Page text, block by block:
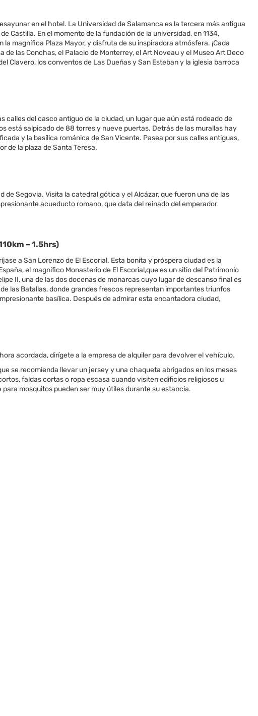
en el hotel. La Universidad de Salamanca es la tercera más antigua
Castilla. En el momento de la fundación de la universidad, en 1134,
magnífica Plaza Mayor, y disfruta de su inspiradora atmósfera. ¡Cada
las Conchas, el Palacio de Monterrey, el Art Noveau y el Museo Art Deco
Clavero, los conventos de Las Dueñas y San Esteban y la iglesia barroca
calles del casco antiguo de la ciudad, un lugar que aún está rodeado de
está salpicado de 88 torres y nueve puertas. Detrás de las murallas hay
y la basílica románica de San Vicente. Pasea por sus calles antiguas,
de la plaza de Santa Teresa.
Segovia. Visita la catedral gótica y el Alcázar, que fueron una de las
acueducto romano, que data del reinado del emperador
– 1.5hrs)
a San Lorenzo de El Escorial. Esta bonita y próspera ciudad es la
el magnífico Monasterio de El Escorial,que es un sitio del Patrimonio
II, una de las dos docenas de monarcas cuyo lugar de descanso final es
las Batallas, donde grandes frescos representan importantes triunfos
basílica. Después de admirar esta encantadora ciudad,
acordada, dirígete a la empresa de alquiler para devolver el vehículo.
se recomienda llevar un jersey y una chaqueta abrigados en los meses
faldas cortas o ropa escasa cuando visiten edificios religiosos u
mosquitos pueden ser muy útiles durante su estancia.